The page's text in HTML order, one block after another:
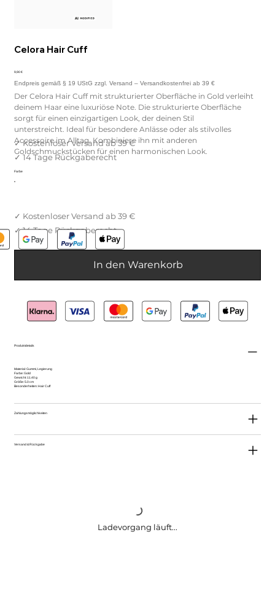
Celora Hair Cuff
Preis
9,90 €
Der Celora Hair Cuff mit strukturierter Oberfläche in Gold verleiht
deinem Haar eine luxuriöse Note. Die strukturierte Oberfläche
sorgt für einen einzigartigen Look, der deinen Stil
unterstreicht. Ideal für besondere Anlässe oder als stilvolles
Accessoire im Alltag. Kombiniere ihn mit anderen
Goldschmuckstücken für einen harmonischen Look.
Farbe
In den Warenkorb
Produktdetails
Material: Gummi, Legierung
Farbe: Gold
Gewicht: 11.40 g
Größe: 5.0 cm
Besonderheiten: Hair Cuff
Zahlungsmöglichkeiten
Versand & Rückgabe
Ladevorgang läuft...